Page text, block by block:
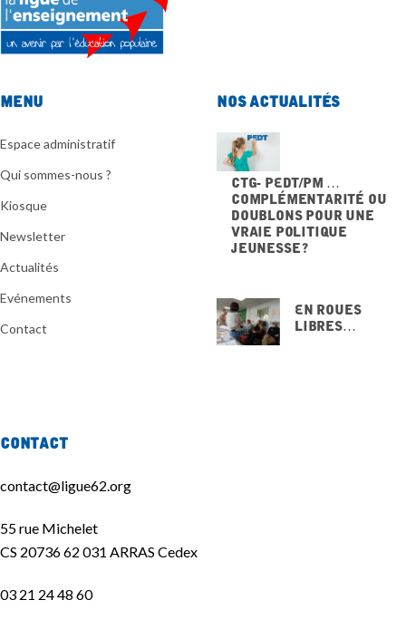
Menu
Espace administratif
Qui sommes-nous ?
Kiosque
Newsletter
Actualités
Evénements
Contact
Nos actualités
CTG- PEdT/PM …
Complémentarité ou
doublons pour une
vraie politique
jeunesse ?
En Roues
Libres…
Contact
contact@ligue62.org
55 rue Michelet
CS 20736 62 031 ARRAS Cedex
03 21 24 48 60